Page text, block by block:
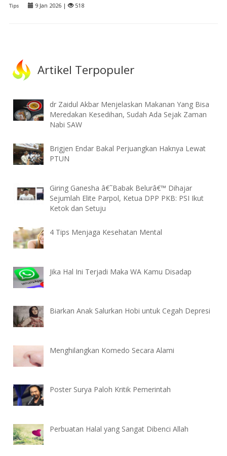
Tips 9 Jan 2026 | 518
Artikel Terpopuler
dr Zaidul Akbar Menjelaskan Makanan Yang Bisa
Meredakan Kesedihan, Sudah Ada Sejak Zaman
Nabi SAW
Brigjen Endar Bakal Perjuangkan Haknya Lewat
PTUN
Giring Ganesha â€˜Babak Belurâ€™ Dihajar
Sejumlah Elite Parpol, Ketua DPP PKB: PSI Ikut
Ketok dan Setuju
4 Tips Menjaga Kesehatan Mental
Jika Hal Ini Terjadi Maka WA Kamu Disadap
Biarkan Anak Salurkan Hobi untuk Cegah Depresi
Menghilangkan Komedo Secara Alami
Poster Surya Paloh Kritik Pemerintah
Perbuatan Halal yang Sangat Dibenci Allah